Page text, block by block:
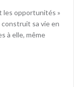
les opportunités »
construit sa vie en
à elle, même